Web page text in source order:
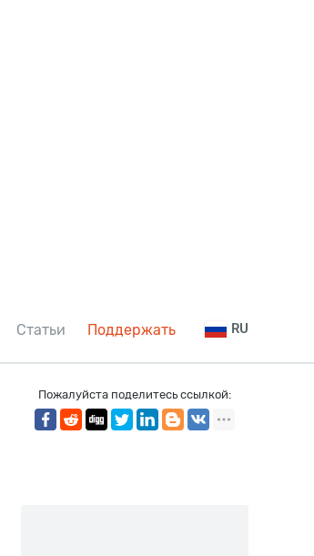
Статьи Поддержать RU
Пожалуйста поделитесь ссылкой: